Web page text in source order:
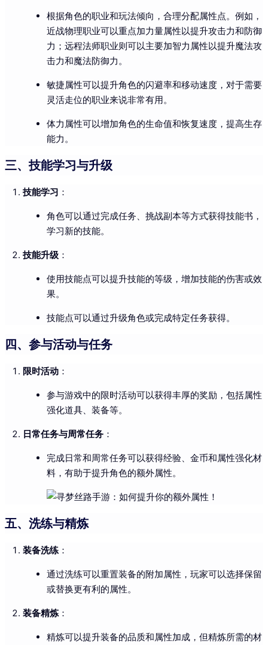
根据角色的职业和玩法倾向，合理分配属性点。例如，
近战物理职业可以重点加力量属性以提升攻击力和防御
力；远程法师职业则可以主要加智力属性以提升魔法攻
击力和魔法防御力。
敏捷属性可以提升角色的闪避率和移动速度，对于需要
灵活走位的职业来说非常有用。
体力属性可以增加角色的生命值和恢复速度，提高生存
能力。
三、技能学习与升级
技能学习 ：
角色可以通过完成任务、挑战副本等方式获得技能书，
学习新的技能。
技能升级 ：
使用技能点可以提升技能的等级，增加技能的伤害或效
果。
技能点可以通过升级角色或完成特定任务获得。
四、参与活动与任务
限时活动 ：
参与游戏中的限时活动可以获得丰厚的奖励，包括属性
强化道具、装备等。
日常任务与周常任务 ：
完成日常和周常任务可以获得经验、金币和属性强化材
料，有助于提升角色的额外属性。
五、洗练与精炼
装备洗练 ：
通过洗练可以重置装备的附加属性，玩家可以选择保留
或替换更有利的属性。
装备精炼：
精炼可以提升装备的品质和属性加成，但精炼所需的材